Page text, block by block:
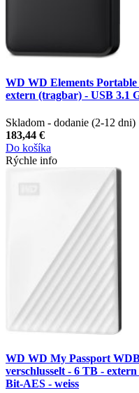
WD WD Elements
extern (tragbar) - USB 3.1
Skladom - dodanie (2-12 dni)
183,44 €
Do košíka
Rýchle info
WD WD My Passport
verschlusselt - 6 TB -
Bit-AES - weiss